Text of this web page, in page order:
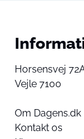
Horsensvej
Vejle 7100
Om Dagens.dk
Kontakt os